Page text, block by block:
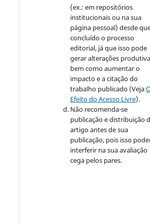
(ex.: em repositórios
institucionais ou na sua
página pessoal) desde
concluído o processo
editorial, já que isso pode
gerar alterações
bem como aumentar o
impacto e a citação do
trabalho publicado (Veja
Efeito do Acesso Livre).
Não recomenda-se
publicação e distribuição
artigo antes de sua
publicação, pois isso
interferir na sua avaliação
cega pelos pares.